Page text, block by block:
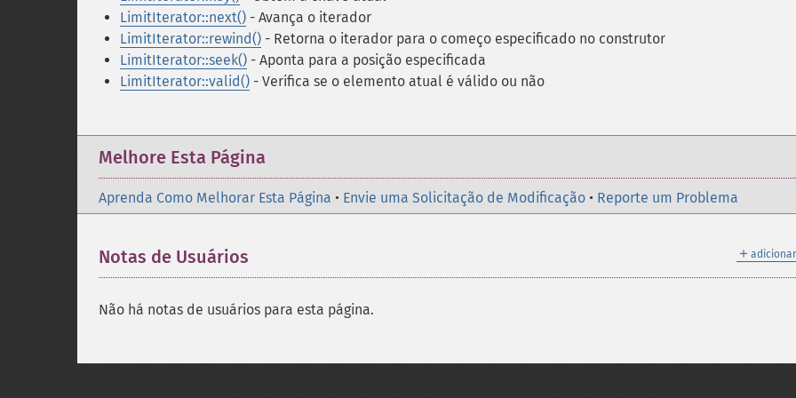
LimitIterator::next() - Avança o iterador
LimitIterator::rewind() - Retorna o iterador para o começo especificado no construtor
LimitIterator::seek() - Aponta para a posição especificada
LimitIterator::valid() - Verifica se o elemento atual é válido ou não
Melhore Esta Página
Aprenda Como Melhorar Esta Página • Envie uma Solicitação de Modificação • Reporte um Problema
＋
Notas de Usuários
Não há notas de usuários para esta página.